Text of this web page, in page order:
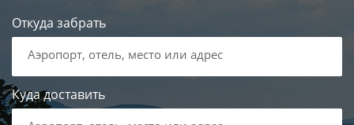
Откуда забрать
Аэропорт, отель, место или адрес
Куда доставить